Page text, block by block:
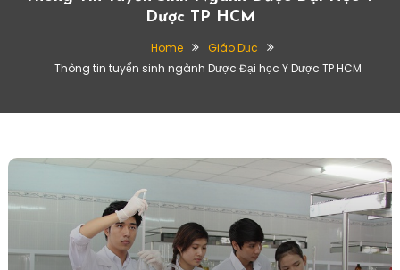
Dược TP HCM
Home
Giáo Dục
Thông tin tuyển sinh ngành Dược Đại học Y Dược TP HCM